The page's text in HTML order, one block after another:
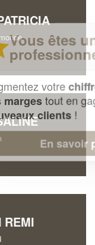
REMI
?
d'affaireset
de
plus